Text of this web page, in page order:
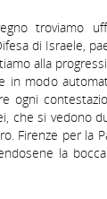
troviamo
di Israele,
alla
in modo
ogni
che si vedono
Firenze per la
la